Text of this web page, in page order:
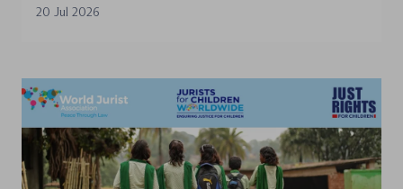
aprobadas en los últimos años no han
tramitación de los procedimientos como en
la organización de los órganos […]
20 Jul 2026